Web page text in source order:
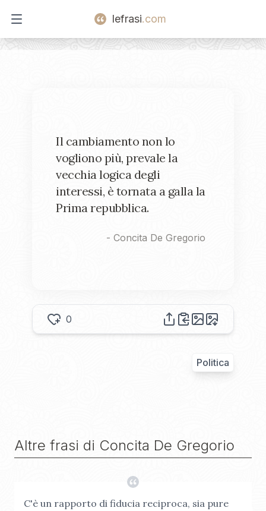
Open main menu
lefrasi.com
Il cambiamento non lo
vogliono più, prevale la
vecchia logica degli
interessi, è tornata a galla la
Prima repubblica.
- Concita De Gregorio
0
Politica
Altre frasi di Concita De Gregorio
C'è un rapporto di fiducia reciproca, sia pure